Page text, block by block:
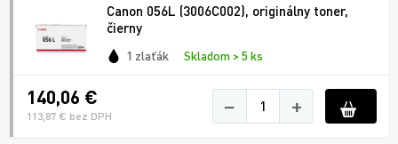
Canon 056L (3006C002), originálny toner,
čierny
1 zlaťák Skladom > 5 ks
140,06 €
113,87 € bez DPH − +